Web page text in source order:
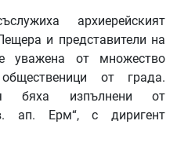
архиерейският
и представители на
уважена от множество
от града.
бяха изпълнени от
ап. Ерм“, с диригент